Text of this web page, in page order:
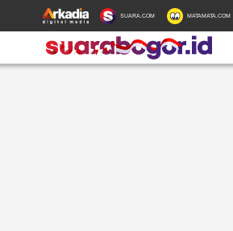
SUARA.COM MATAMATA.COM